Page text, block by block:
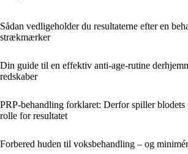
Sådan vedligeholder du resultaterne efter en
strækmærker
Din guide til en effektiv anti-age-rutine
redskaber
PRP-behandling forklaret: Derfor spiller blodets
rolle for resultatet
Forbered huden til voksbehandling – og